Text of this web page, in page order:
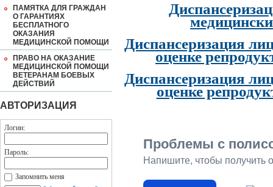
ПАМЯТКА ДЛЯ ГРАЖДАН
О ГАРАНТИЯХ
БЕСПЛАТНОГО
ОКАЗАНИЯ
МЕДИЦИНСКОЙ ПОМОЩИ
ПРАВО НА ОКАЗАНИЕ
МЕДИЦИНСКОЙ ПОМОЩИ
ВЕТЕРАНАМ БОЕВЫХ
ДЕЙСТВИЙ
АВТОРИЗАЦИЯ
Логин:
Пароль:
Запомнить меня
Диспансеризация
оценке
Диспансеризация
оценке
Проблемы с
Напишите, чтобы получить